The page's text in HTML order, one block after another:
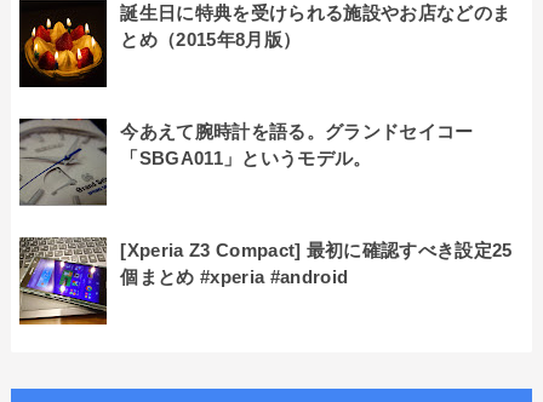
誕生日に特典を受けられる施設やお店などのま
とめ（2015年8月版）
今あえて腕時計を語る。グランドセイコー
「SBGA011」というモデル。
[Xperia Z3 Compact] 最初に確認すべき設定25
個まとめ #xperia #android